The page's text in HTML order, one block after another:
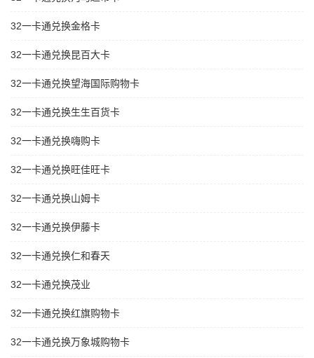
32一卡通兑换金格卡
32一卡通兑换昆百大卡
32一卡通兑换望海国际购物卡
32一卡通兑换生生百货卡
32一卡通兑换嗨购卡
32一卡通兑换旺佳旺卡
32一卡通兑换山姆卡
32一卡通兑换伊藤卡
32一卡通兑换仁和春天
32一卡通兑换茂业
32一卡通兑换红旗购物卡
32一卡通兑换万象城购物卡